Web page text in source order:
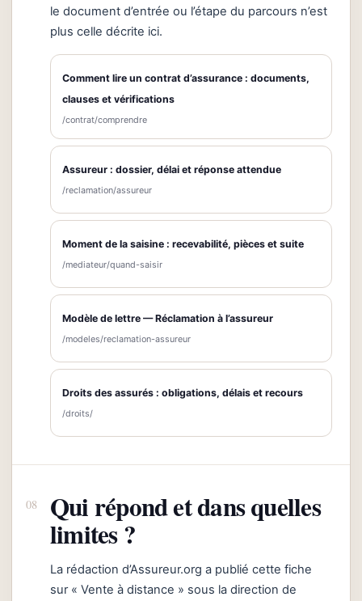
le document d’entrée ou l’étape du parcours n’est
plus celle décrite ici.
Comment lire un contrat d’assurance : documents,
clauses et vérifications
/contrat/comprendre
Assureur : dossier, délai et réponse attendue
/reclamation/assureur
Moment de la saisine : recevabilité, pièces et suite
/mediateur/quand-saisir
Modèle de lettre — Réclamation à l’assureur
/modeles/reclamation-assureur
Droits des assurés : obligations, délais et recours
/droits/
Qui répond et dans quelles
limites ?
La rédaction d’Assureur.org a publié cette fiche
sur « Vente à distance » sous la direction de